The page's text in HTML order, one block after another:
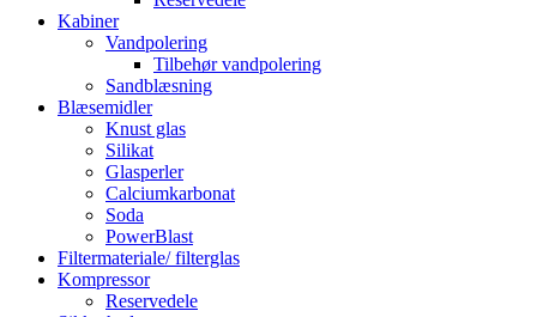
Kabiner
Vandpolering
Tilbehør vandpolering
Sandblæsning
Blæsemidler
Knust glas
Silikat
Glasperler
Calciumkarbonat
Soda
PowerBlast
Filtermateriale/ filterglas
Kompressor
Reservedele